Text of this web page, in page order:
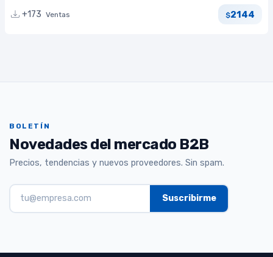
+173 Ventas $2144
BOLETÍN
Novedades del mercado B2B
Precios, tendencias y nuevos proveedores. Sin spam.